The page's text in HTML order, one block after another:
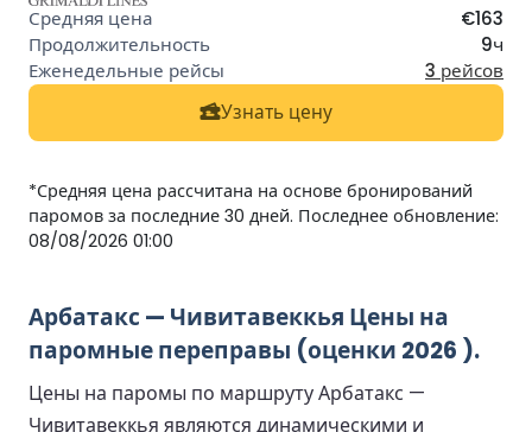
€163
9ч
3 рейсов
Узнать цену
*Средняя цена рассчитана на основе бронирований
паромов за последние 30 дней. Последнее обновление:
08/08/2026 01:00
Арбатакс — Чивитавеккья Цены на
паромные переправы (оценки 2026 ).
Цены на паромы по маршруту Арбатакс —
Чивитавеккья являются динамическими и